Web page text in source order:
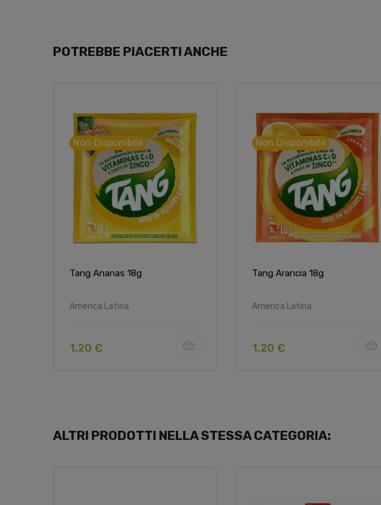
POTREBBE PIACERTI ANCHE
Tang Ananas 18g
America Latina
Non Disponibile
1,20 €
Tang Arancia 18g
America Latina
Non Disponibile
1,20 €
ALTRI PRODOTTI NELLA STESSA CATEGORIA: